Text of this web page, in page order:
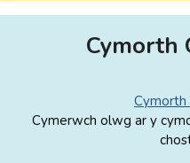
Cymorth
Cymorth
Cymerwch olwg ar y